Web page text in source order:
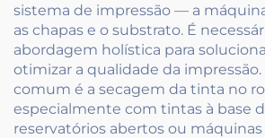
sistema de impressão — a
as chapas e o substrato. É
abordagem holística para
otimizar a qualidade da
comum é a secagem da tinta no
especialmente com tintas à base
reservatórios abertos ou